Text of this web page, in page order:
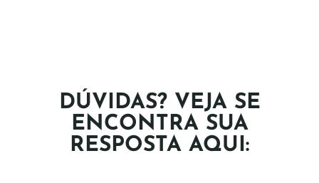
DÚVIDAS? VEJA SE
ENCONTRA SUA
RESPOSTA AQUI: